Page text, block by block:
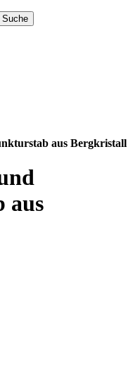
Suche
aus Bergkristall
aus